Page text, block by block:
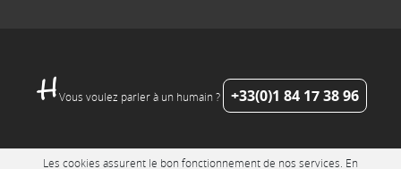
Vous voulez parler à un humain ? +33(0)1 84 17 38 96
Les cookies assurent le bon fonctionnement de nos services. En